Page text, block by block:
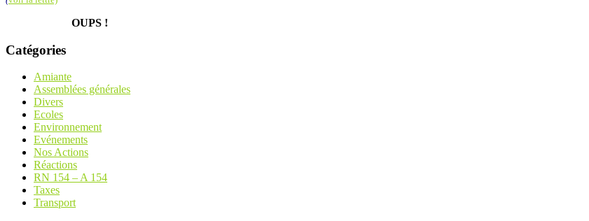
OUPS !
Catégories
Amiante
Assemblées générales
Divers
Ecoles
Environnement
Evénements
Nos Actions
Réactions
RN 154 – A 154
Taxes
Transport